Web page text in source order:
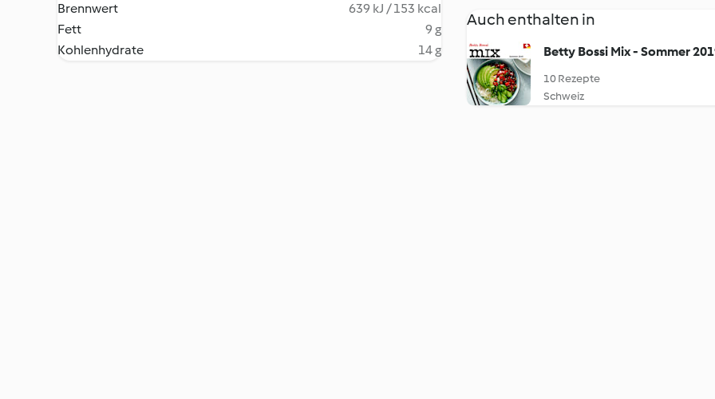
Brennwert
639 kJ / 153 kcal
Fett
9 g
Kohlenhydrate
14 g
Auch enthalten in
Betty Bossi Mix - Sommer
10 Rezepte
Schweiz